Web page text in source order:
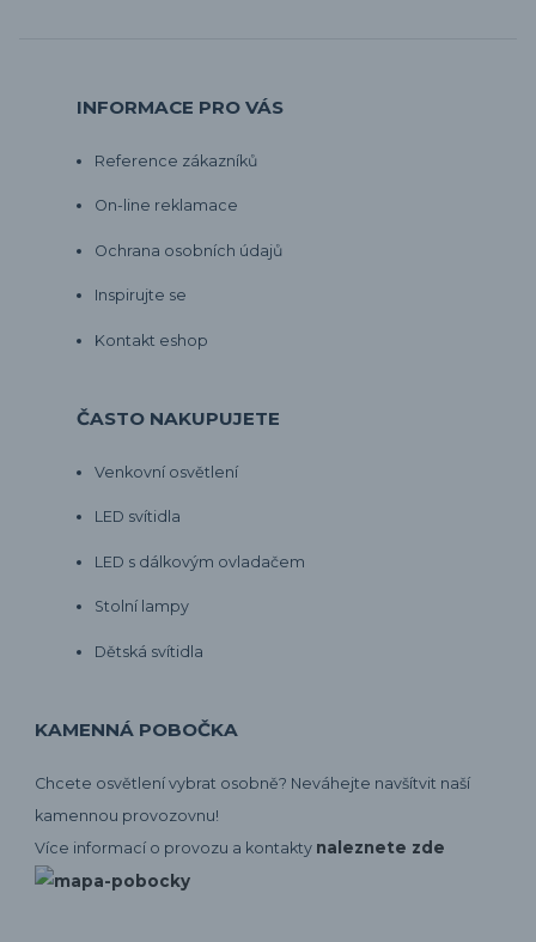
INFORMACE PRO VÁS
Reference zákazníků
On-line reklamace
Ochrana osobních údajů
Inspirujte se
Kontakt eshop
ČASTO NAKUPUJETE
Venkovní osvětlení
LED svítidla
LED s dálkovým ovladačem
Stolní lampy
Dětská svítidla
KAMENNÁ POBOČKA
Chcete osvětlení vybrat osobně? Neváhejte navšítvit naší
kamennou provozovnu!
Více informací o provozu a kontakty naleznete zde